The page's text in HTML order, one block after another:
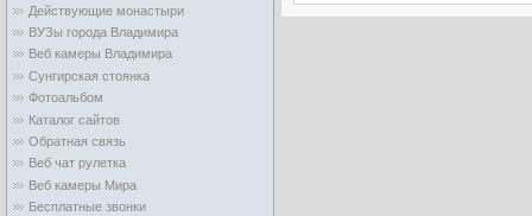
Действующие монастыри
ВУЗы города Владимира
Веб камеры Владимира
Сунгирская стоянка
Фотоальбом
Каталог сайтов
Обратная связь
Веб чат рулетка
Веб камеры Мира
Бесплатные звонки